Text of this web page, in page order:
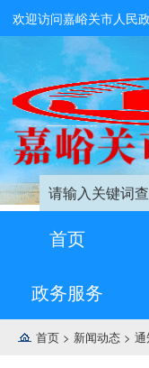
欢迎访问嘉峪关市人民
首页
政务服务
首页 > 新闻动态 >